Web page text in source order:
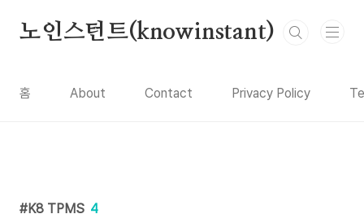
노인스턴트(knowinstant)
홈 About Contact Privacy Policy
K8 TPMS 4